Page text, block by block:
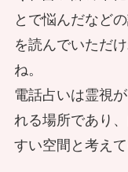
形はどうす
動物霊「蛇
とで悩んだなど
を読んでいただ
ね。
電話占いは霊視
れる場所であり
すい空間と考えて